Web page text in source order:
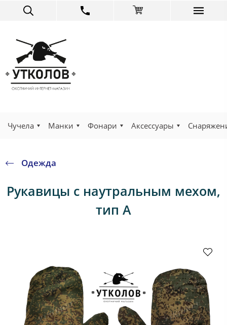
Чучела Манки Фонари Аксессуары
Одежда
Рукавицы с наутральным мехом,
тип А